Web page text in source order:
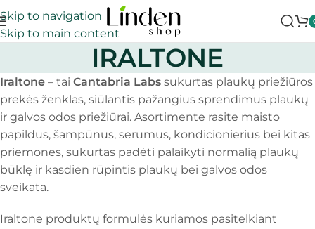
Skip to navigation
Skip to main content
IRALTONE
Iraltone – tai Cantabria Labs sukurtas plaukų priežiūros
prekės ženklas, siūlantis pažangius sprendimus plaukų
ir galvos odos priežiūrai. Asortimente rasite maisto
papildus, šampūnus, serumus, kondicionierius bei kitas
priemones, sukurtas padėti palaikyti normalią plaukų
būklę ir kasdien rūpintis plaukų bei galvos odos
sveikata.
Iraltone produktų formulės kuriamos pasitelkiant